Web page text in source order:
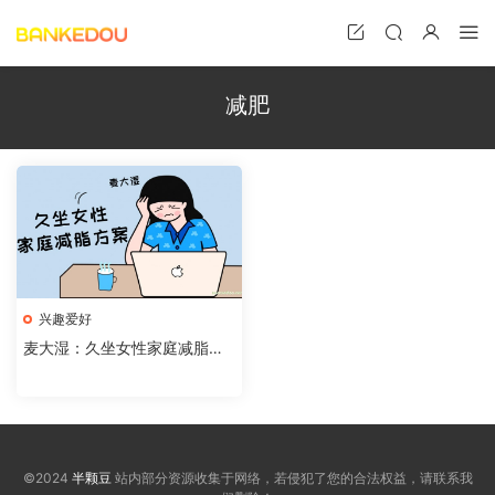
减肥
兴趣爱好
麦大湿：久坐女性家庭减脂方
©2024 半颗豆站内部分资源收集于网络，若侵犯了您的合法权益，请联系我